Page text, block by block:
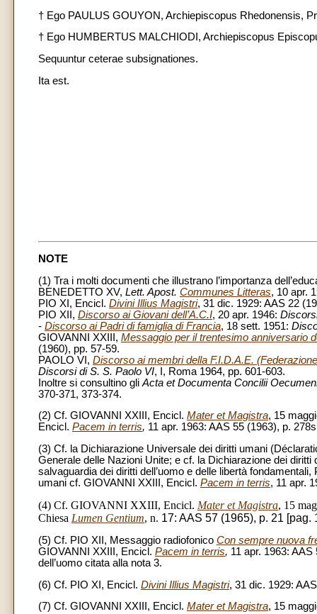
† Ego PAULUS GOUYON, Archiepiscopus Rhedonensis,
† Ego HUMBERTUS MALCHIODI, Archiepiscopus
Sequuntur ceterae subsignationes.
Ita est.
NOTE
(1) Tra i molti documenti che illustrano l’importanza
BENEDETTO XV, Lett. Apost. Communes Litteras, 10 apr.
PIO XI, Encicl. Divini Illius Magistri, 31 dic. 1929: AAS 22
PIO XII, Discorso ai Giovani dell’A.C.I, 20 apr. 1946:
- Discorso ai Padri di famiglia di Francia, 18 sett. 1951:
GIOVANNI XXIII, Messaggio per il trentesimo anniversario
(1960), pp. 57-59.
PAOLO VI, Discorso ai membri della F.I.D.A.E.
Discorsi di S. S. Paolo VI, I, Roma 1964, pp. 601-603.
Inoltre si consultino gli Acta et Documenta Concilii
370-371, 373-374.
(2) Cf. GIOVANNI XXIII, Encicl. Mater et Magistra, 15
Encicl. Pacem in terris, 11 apr. 1963: AAS 55 (1963), p.
(3) Cf. la Dichiarazione Universale dei diritti umani
Generale delle Nazioni Unite; e cf. la Dichiarazione dei
salvaguardia dei diritti dell’uomo e delle libertà
umani cf. GIOVANNI XXIII, Encicl. Pacem in terris, 11 apr.
(4) Cf. GIOVANNI XXIII, Encicl. Mater et Magistra, 15
Chiesa Lumen Gentium, n. 17: AAS 57 (1965), p. 21 [pag.
(5) Cf. PIO XII, Messaggio radiofonico Con sempre nuova
GIOVANNI XXIII, Encicl. Pacem in terris, 11 apr. 1963:
dell’uomo citata alla nota 3.
(6) Cf. PIO XI, Encicl. Divini Illius Magistri, 31 dic. 1929:
(7) Cf. GIOVANNI XXIII, Encicl. Mater et Magistra, 15